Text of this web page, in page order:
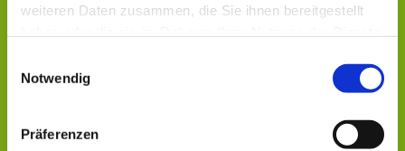
weiteren Daten zusammen, die Sie ihnen bereitgestellt
Notwendig
Präferenzen